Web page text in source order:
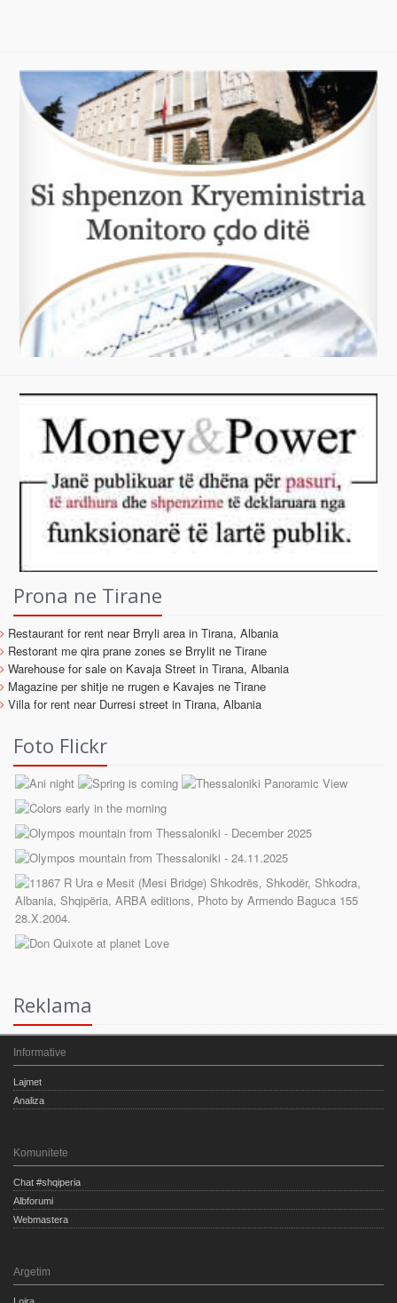
Prona ne Tirane
Restaurant for rent near Brryli area in Tirana, Albania
Restorant me qira prane zones se Brrylit ne Tirane
Warehouse for sale on Kavaja Street in Tirana, Albania
Magazine per shitje ne rrugen e Kavajes ne Tirane
Villa for rent near Durresi street in Tirana, Albania
Foto Flickr
Reklama
Informative
Lajmet
Analiza
Komunitete
Chat #shqiperia
Albforumi
Webmastera
Argetim